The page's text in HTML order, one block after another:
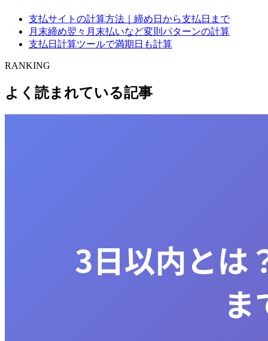
支払サイトの計算方法｜締め日から支払日まで
月末締め翌々月末払いなど変則パターンの計算
支払日計算ツールで満期日も計算
RANKING
よく読まれている記事